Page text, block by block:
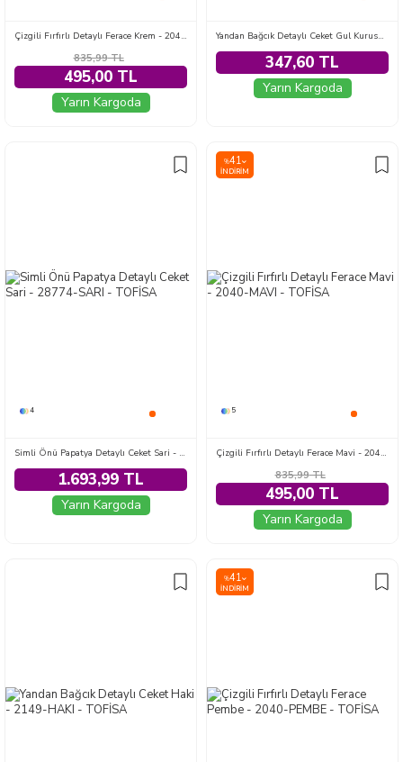
Çizgili Fırfırlı Detaylı Ferace Krem - 2040-KREM
835,99TL
495,00 TL
Yarın Kargoda
Yandan Bağcık Detaylı Ceket Gul Kurusu - 2149-GUL-KURUSU
347,60 TL
Yarın Kargoda
4
Simli Önü Papatya Detaylı Ceket Sari - 28774-SARI
1.693,99 TL
Yarın Kargoda
%41
İNDIRIM
5
Çizgili Fırfırlı Detaylı Ferace Mavi - 2040-MAVI
835,99TL
495,00 TL
Yarın Kargoda
%41
İNDIRIM